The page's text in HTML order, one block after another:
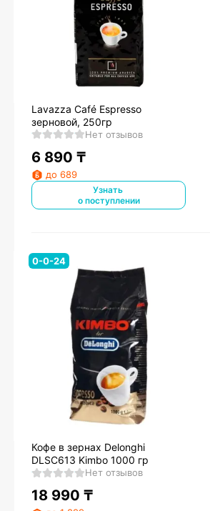
Lavazza Café Espresso
зерновой, 250гр
Нет отзывов
6 890 ₸
до 689
Узнать
о поступлении
0-0-24
Кофе в зернах Delonghi
DLSC613 Kimbo 1000 гр
Нет отзывов
18 990 ₸